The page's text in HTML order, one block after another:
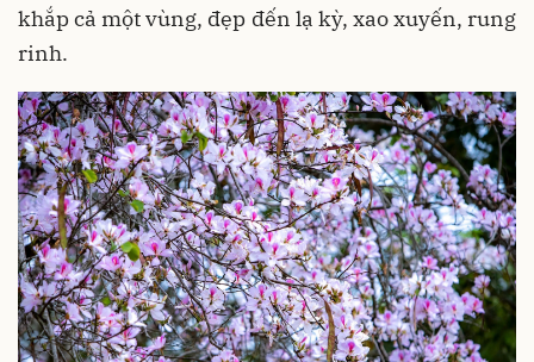
khắp cả một vùng, đẹp đến lạ kỳ, xao xuyến, rung
rinh.